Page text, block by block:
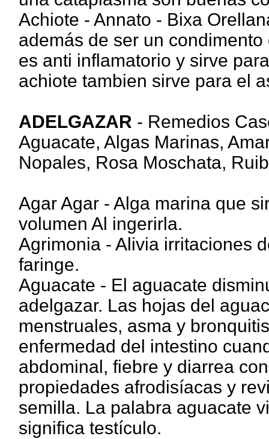
Achiote - Annato - Bixa
además de ser un
es anti inflamatorio y sirve
achiote tambien sirve para el
ADELGAZAR - Remedios
Aguacate, Algas Marinas,
Nopales, Rosa Moschata,
Agar Agar - Alga marina que
volumen Al ingerirla.
Agrimonia - Alivia irritaciones
faringe.
Aguacate - El aguacate
adelgazar. Las hojas del
menstruales, asma y
enfermedad del intestino
abdominal, fiebre y diarrea
propiedades afrodisíacas y
semilla. La palabra aguacate
significa testículo.